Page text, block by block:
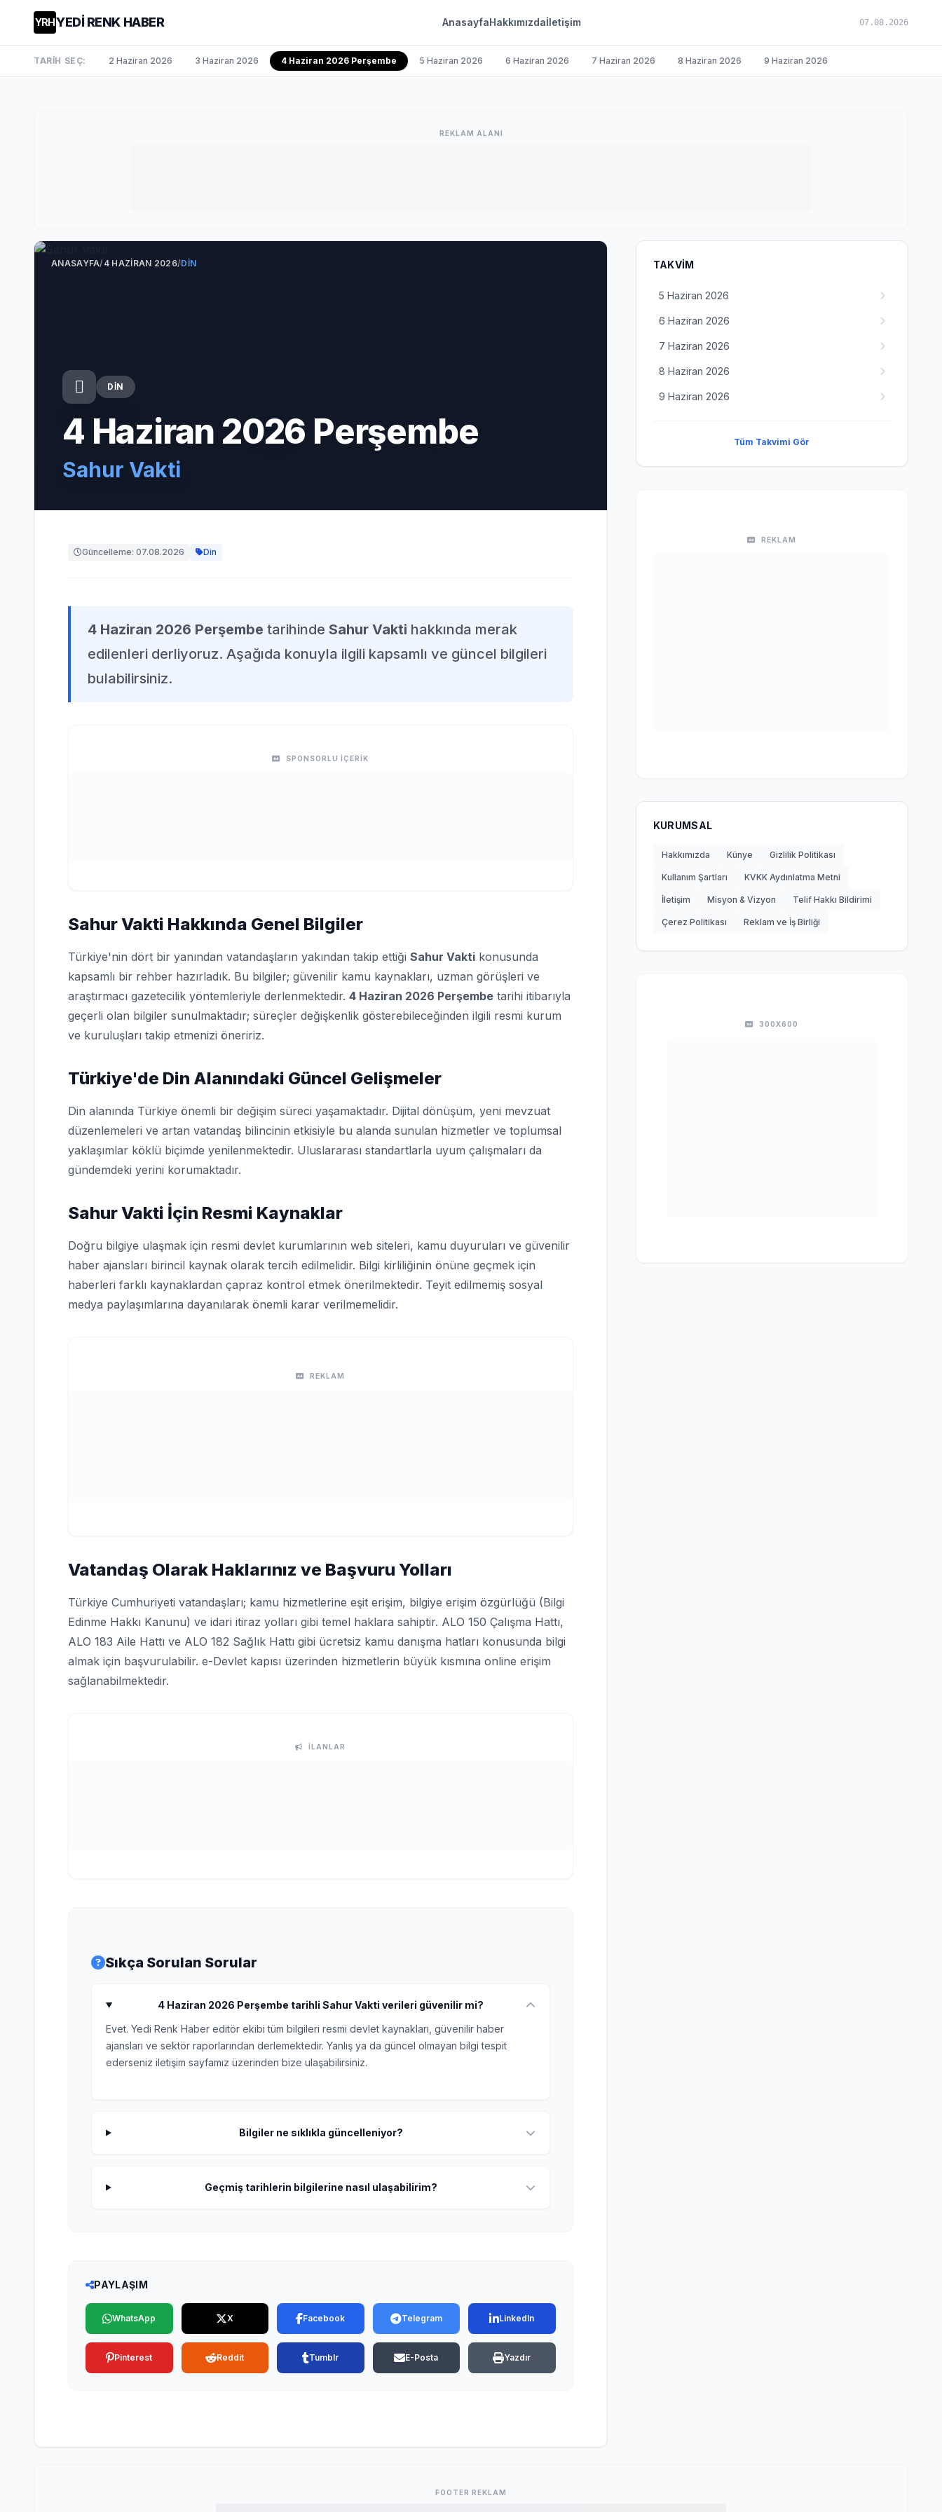
YRHYEDİ RENK HABER AnasayfaHakkımızdaİletişim 07.08.2026
TARİH SEÇ: 2 Haziran 2026 3 Haziran 2026 4 Haziran 2026 Perşembe 5 Haziran 2026 6 Haziran 2026 7 Haziran 2026 8 Haziran 2026 9 Haziran 2026
REKLAM ALANI
ANASAYFA/4 HAZIRAN 2026/DIN
DIN
4 Haziran 2026 Perşembe
Sahur Vakti
Güncelleme: 07.08.2026 Din
4 Haziran 2026 Perşembe tarihinde Sahur Vakti hakkında merak
edilenleri derliyoruz. Aşağıda konuyla ilgili kapsamlı ve güncel bilgileri
bulabilirsiniz.
SPONSORLU İÇERİK
Sahur Vakti Hakkında Genel Bilgiler
Türkiye'nin dört bir yanından vatandaşların yakından takip ettiği Sahur Vakti konusunda
kapsamlı bir rehber hazırladık. Bu bilgiler; güvenilir kamu kaynakları, uzman görüşleri ve
araştırmacı gazetecilik yöntemleriyle derlenmektedir. 4 Haziran 2026 Perşembe tarihi itibarıyla
geçerli olan bilgiler sunulmaktadır; süreçler değişkenlik gösterebileceğinden ilgili resmi kurum
ve kuruluşları takip etmenizi öneririz.
Türkiye'de Din Alanındaki Güncel Gelişmeler
Din alanında Türkiye önemli bir değişim süreci yaşamaktadır. Dijital dönüşüm, yeni mevzuat
düzenlemeleri ve artan vatandaş bilincinin etkisiyle bu alanda sunulan hizmetler ve toplumsal
yaklaşımlar köklü biçimde yenilenmektedir. Uluslararası standartlarla uyum çalışmaları da
gündemdeki yerini korumaktadır.
Sahur Vakti İçin Resmi Kaynaklar
Doğru bilgiye ulaşmak için resmi devlet kurumlarının web siteleri, kamu duyuruları ve güvenilir
haber ajansları birincil kaynak olarak tercih edilmelidir. Bilgi kirliliğinin önüne geçmek için
haberleri farklı kaynaklardan çapraz kontrol etmek önerilmektedir. Teyit edilmemiş sosyal
medya paylaşımlarına dayanılarak önemli karar verilmemelidir.
REKLAM
Vatandaş Olarak Haklarınız ve Başvuru Yolları
Türkiye Cumhuriyeti vatandaşları; kamu hizmetlerine eşit erişim, bilgiye erişim özgürlüğü (Bilgi
Edinme Hakkı Kanunu) ve idari itiraz yolları gibi temel haklara sahiptir. ALO 150 Çalışma Hattı,
ALO 183 Aile Hattı ve ALO 182 Sağlık Hattı gibi ücretsiz kamu danışma hatları konusunda bilgi
almak için başvurulabilir. e-Devlet kapısı üzerinden hizmetlerin büyük kısmına online erişim
sağlanabilmektedir.
İLANLAR
Sıkça Sorulan Sorular
4 Haziran 2026 Perşembe tarihli Sahur Vakti verileri güvenilir mi?
Evet. Yedi Renk Haber editör ekibi tüm bilgileri resmi devlet kaynakları, güvenilir haber
ajansları ve sektör raporlarından derlemektedir. Yanlış ya da güncel olmayan bilgi tespit
ederseniz iletişim sayfamız üzerinden bize ulaşabilirsiniz.
Bilgiler ne sıklıkla güncelleniyor?
Geçmiş tarihlerin bilgilerine nasıl ulaşabilirim?
PAYLAŞIM
WhatsApp X Facebook Telegram LinkedIn
Pinterest Reddit Tumblr E-Posta Yazdır
TAKVIM
5 Haziran 2026
6 Haziran 2026
7 Haziran 2026
8 Haziran 2026
9 Haziran 2026
Tüm Takvimi Gör
REKLAM
KURUMSAL
Hakkımızda Künye Gizlilik Politikası
Kullanım Şartları KVKK Aydınlatma Metni
İletişim Misyon & Vizyon Telif Hakkı Bildirimi
Çerez Politikası Reklam ve İş Birliği
300X600
FOOTER REKLAM